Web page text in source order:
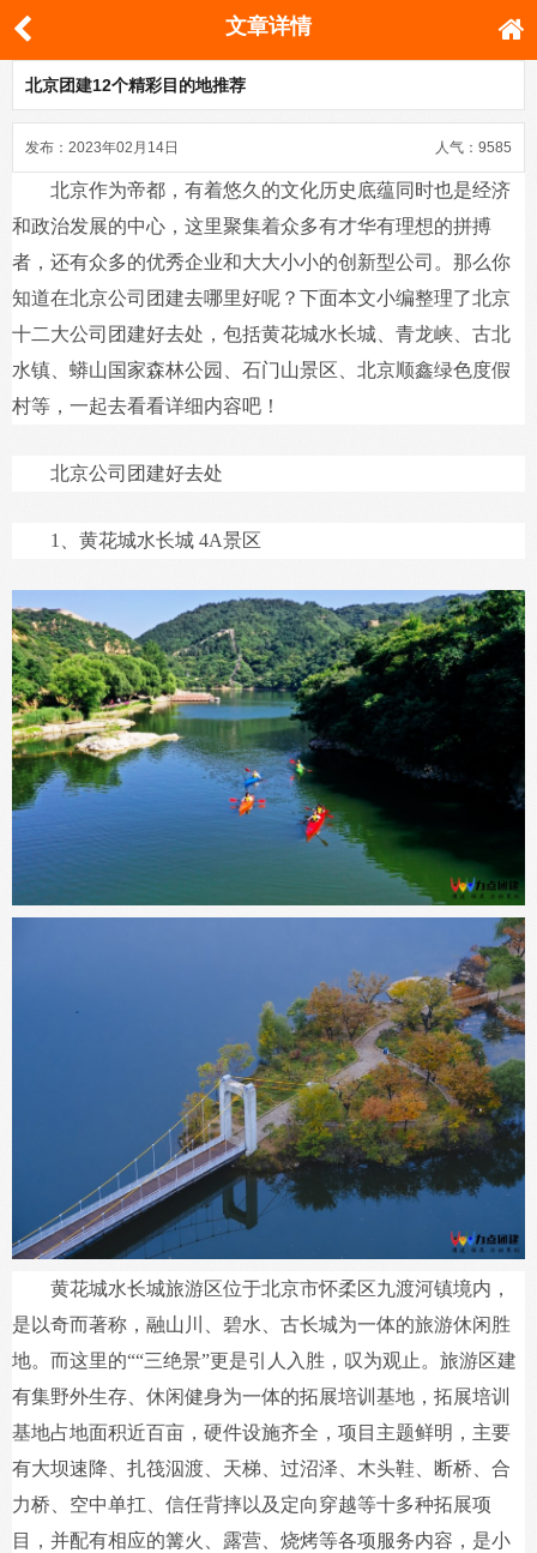
文章详情
北京团建12个精彩目的地推荐
人气：9585
发布：2023年02月14日
北京作为帝都，有着悠久的文化历史底蕴同时也是经济
和政治发展的中心，这里聚集着众多有才华有理想的拼搏
者，还有众多的优秀企业和大大小小的创新型公司。那么你
知道在北京公司团建去哪里好呢？下面本文小编整理了北京
十二大公司团建好去处，包括黄花城水长城、青龙峡、古北
水镇、蟒山国家森林公园、石门山景区、北京顺鑫绿色度假
村等，一起去看看详细内容吧！
北京公司团建好去处
1、黄花城水长城 4A景区
黄花城水长城旅游区位于北京市怀柔区九渡河镇境内，
是以奇而著称，融山川、碧水、古长城为一体的旅游休闲胜
地。而这里的““三绝景”更是引人入胜，叹为观止。旅游区建
有集野外生存、休闲健身为一体的拓展培训基地，拓展培训
基地占地面积近百亩，硬件设施齐全，项目主题鲜明，主要
有大坝速降、扎筏泅渡、天梯、过沼泽、木头鞋、断桥、合
力桥、空中单扛、信任背摔以及定向穿越等十多种拓展项
目，并配有相应的篝火、露营、烧烤等各项服务内容，是小